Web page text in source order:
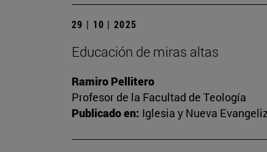
29 | 10 | 2025
Educación de miras altas
Ramiro Pellitero
Profesor de la Facultad de Teología
Publicado en: Iglesia y Nueva